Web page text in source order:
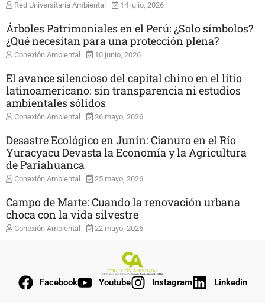
Red Universitaria Ambiental 14 julio, 2026
Árboles Patrimoniales en el Perú: ¿Solo símbolos?
¿Qué necesitan para una protección plena?
Conexión Ambiental 10 junio, 2026
El avance silencioso del capital chino en el litio
latinoamericano: sin transparencia ni estudios
ambientales sólidos
Conexión Ambiental 26 mayo, 2026
Desastre Ecológico en Junín: Cianuro en el Río
Yuracyacu Devasta la Economía y la Agricultura
de Pariahuanca
Conexión Ambiental 25 mayo, 2026
Campo de Marte: Cuando la renovación urbana
choca con la vida silvestre
Conexión Ambiental 22 mayo, 2026
Facebook Youtube Instagram Linkedin